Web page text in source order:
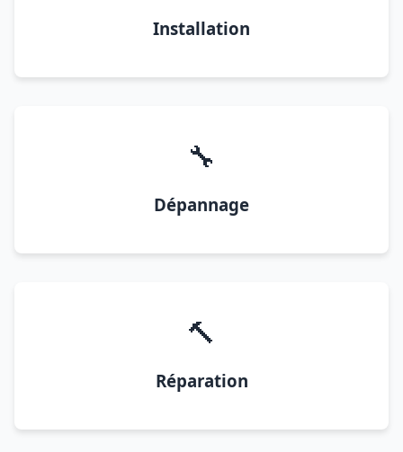
Installation
🔧
Dépannage
🔨
Réparation